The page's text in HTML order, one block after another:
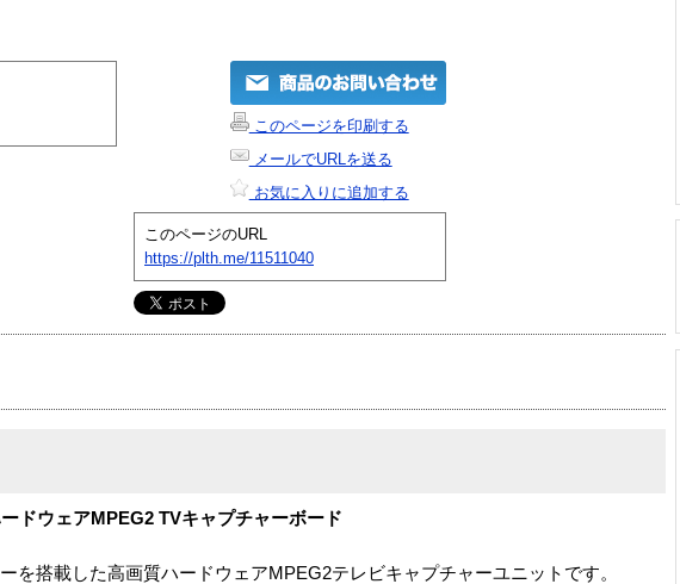
このページを印刷する
メールでURLを送る
お気に入りに追加する
このページのURL
https://plth.me/11511040
ドウェアMPEG2 TVキャプチャーボード
を搭載した高画質ハードウェアMPEG2テレビキャプチャーユニットです。